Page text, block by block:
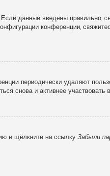
данные введены правильно,
конференции,
периодически удаляют
снова и активнее участвовать
и щёлкните на ссылку Забыли